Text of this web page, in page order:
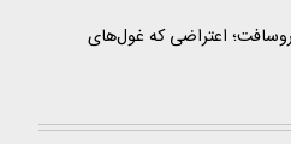
اعتراضی که غول‌های